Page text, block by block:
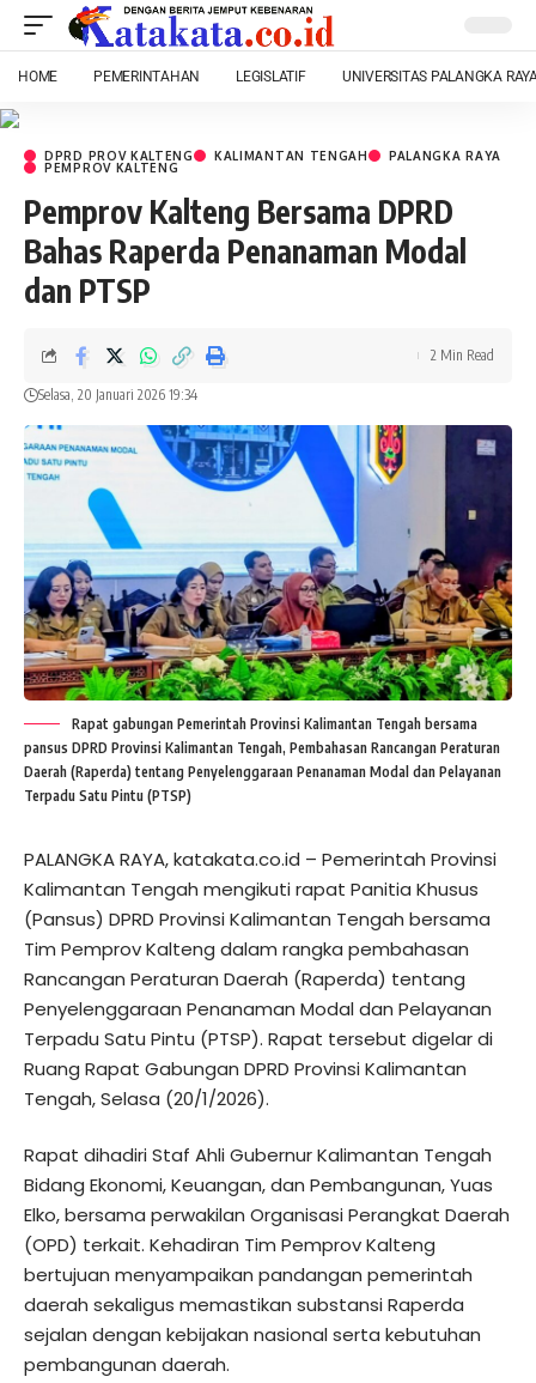
HOME PEMERINTAHAN LEGISLATIF UNIVERSITAS PALANGKA
DPRD PROV KALTENG KALIMANTAN TENGAH
PALANGKA RAYA
PEMPROV KALTENG
Pemprov Kalteng Bersama DPRD
Bahas Raperda Penanaman Modal
dan PTSP
Selasa, 20 Januari 2026 19:34
2 Min Read
Rapat gabungan Pemerintah Provinsi Kalimantan Tengah bersama
pansus DPRD Provinsi Kalimantan Tengah, Pembahasan Rancangan Peraturan
Daerah (Raperda) tentang Penyelenggaraan Penanaman Modal dan Pelayanan
Terpadu Satu Pintu (PTSP)
PALANGKA RAYA, katakata.co.id – Pemerintah Provinsi
Kalimantan Tengah mengikuti rapat Panitia Khusus
(Pansus) DPRD Provinsi Kalimantan Tengah bersama
Tim Pemprov Kalteng dalam rangka pembahasan
Rancangan Peraturan Daerah (Raperda) tentang
Penyelenggaraan Penanaman Modal dan Pelayanan
Terpadu Satu Pintu (PTSP). Rapat tersebut digelar di
Ruang Rapat Gabungan DPRD Provinsi Kalimantan
Tengah, Selasa (20/1/2026).
Rapat dihadiri Staf Ahli Gubernur Kalimantan Tengah
Bidang Ekonomi, Keuangan, dan Pembangunan, Yuas
Elko, bersama perwakilan Organisasi Perangkat Daerah
(OPD) terkait. Kehadiran Tim Pemprov Kalteng
bertujuan menyampaikan pandangan pemerintah
daerah sekaligus memastikan substansi Raperda
sejalan dengan kebijakan nasional serta kebutuhan
pembangunan daerah.